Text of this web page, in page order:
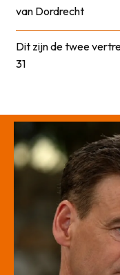
van Dordrecht
Dit zijn de twee
31